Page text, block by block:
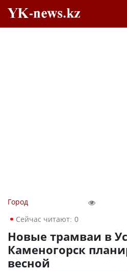
Город
Сейчас читают: 0
Новые трамваи в
Каменогорск
весной